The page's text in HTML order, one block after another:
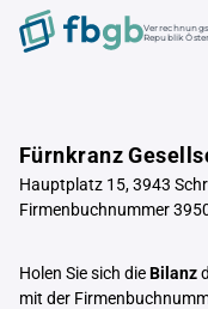
Republik
Fürnkranz
Hauptplatz 15, 3943
Firmenbuchnummer
Holen Sie sich dieBilanz
mit der